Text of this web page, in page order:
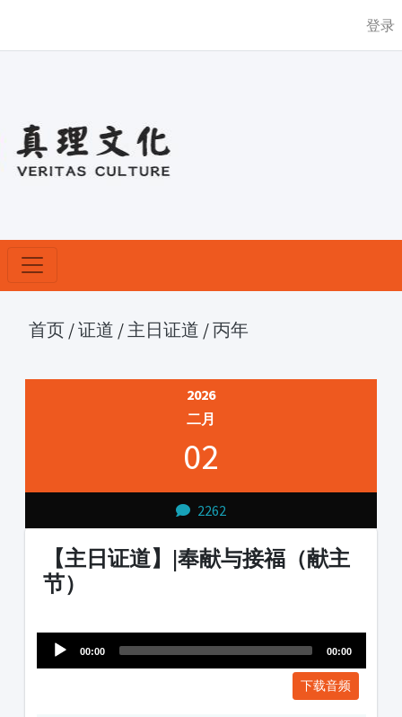
登录
首页 /证道 / 主日证道 /丙年
2026
二月
02
2262
【主日证道】|奉献与接福（献主
节）
Player
00:00 00:00
下载音频